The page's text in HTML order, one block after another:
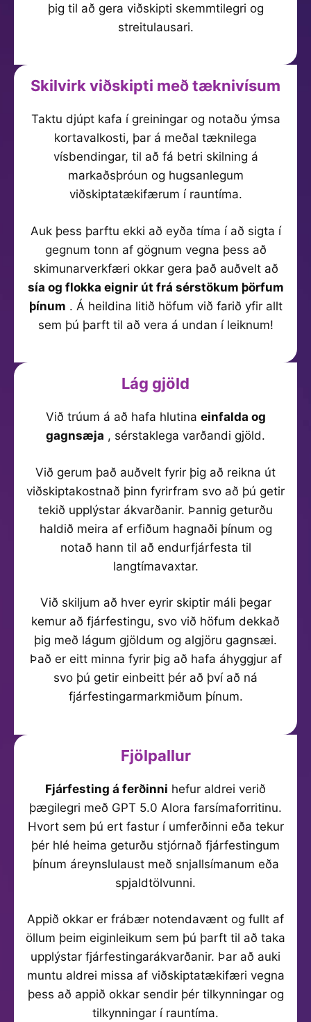
þig til að gera viðskipti skemmtilegri og
streitulausari.
Skilvirk viðskipti með tæknivísum
Taktu djúpt kafa í greiningar og notaðu ýmsa
kortavalkosti, þar á meðal tæknilega
vísbendingar, til að fá betri skilning á
markaðsþróun og hugsanlegum
viðskiptatækifærum í rauntíma.
Auk þess þarftu ekki að eyða tíma í að sigta í
gegnum tonn af gögnum vegna þess að
skimunarverkfæri okkar gera það auðvelt að
sía og flokka eignir út frá sérstökum þörfum
þínum . Á heildina litið höfum við farið yfir allt
sem þú þarft til að vera á undan í leiknum!
Lág gjöld
Við trúum á að hafa hlutina einfalda og
gagnsæja , sérstaklega varðandi gjöld.
Við gerum það auðvelt fyrir þig að reikna út
viðskiptakostnað þinn fyrirfram svo að þú getir
tekið upplýstar ákvarðanir. Þannig geturðu
haldið meira af erfiðum hagnaði þínum og
notað hann til að endurfjárfesta til
langtímavaxtar.
Við skiljum að hver eyrir skiptir máli þegar
kemur að fjárfestingu, svo við höfum dekkað
þig með lágum gjöldum og algjöru gagnsæi.
Það er eitt minna fyrir þig að hafa áhyggjur af
svo þú getir einbeitt þér að því að ná
fjárfestingarmarkmiðum þínum.
Fjölpallur
Fjárfesting á ferðinni hefur aldrei verið
þægilegri með GPT 5.0 Alora farsímaforritinu.
Hvort sem þú ert fastur í umferðinni eða tekur
þér hlé heima geturðu stjórnað fjárfestingum
þínum áreynslulaust með snjallsímanum eða
spjaldtölvunni.
Appið okkar er frábær notendavænt og fullt af
öllum þeim eiginleikum sem þú þarft til að taka
upplýstar fjárfestingarákvarðanir. Þar að auki
muntu aldrei missa af viðskiptatækifæri vegna
þess að appið okkar sendir þér tilkynningar og
tilkynningar í rauntíma.